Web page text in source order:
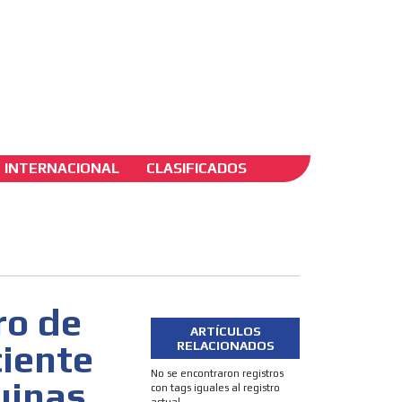
INTERNACIONAL CLASIFICADOS
las
de
ARTÍCULOS
RELACIONADOS
No se encontraron registros
con tags iguales al registro